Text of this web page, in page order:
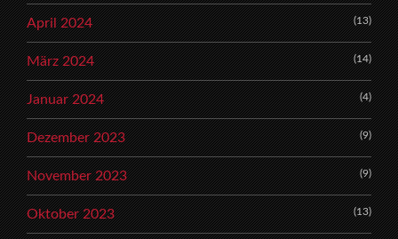
April 2024 (13)
März 2024 (14)
Januar 2024 (4)
Dezember 2023 (9)
November 2023 (9)
Oktober 2023 (13)